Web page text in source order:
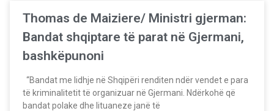
Thomas de Maiziere/ Ministri gjerman:
Bandat shqiptare të parat në Gjermani,
bashkëpunoni
“Bandat me lidhje në Shqipëri renditen ndër vendet e para
të kriminalitetit të organizuar në Gjermani. Ndërkohë që
bandat polake dhe lituaneze janë të